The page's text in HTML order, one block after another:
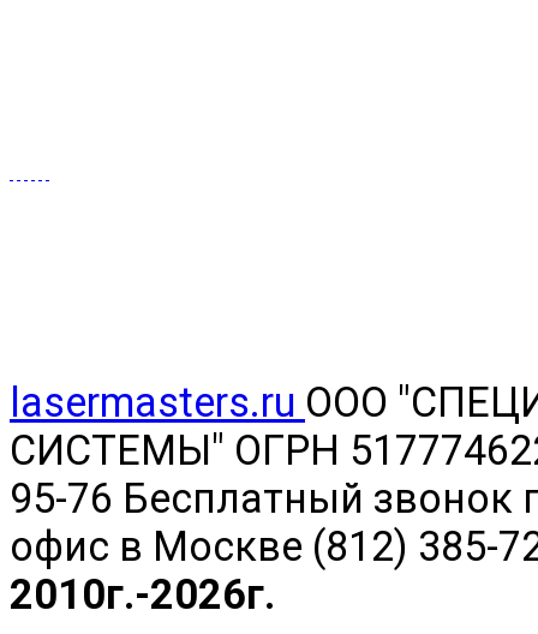
lasermasters.ru ООО "
СИСТЕМЫ" ОГРН
95-76 Бесплатный звонок
офис в Москве (812) 385-
2010г.-2026г.